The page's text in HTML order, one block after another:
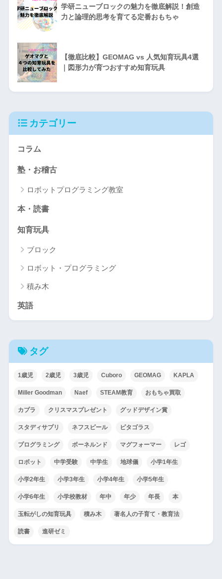
学研ニューブロックの魅力を徹底解説！創造
力と論理的思考を育てる定番おもちゃ
【徹底比較】GEOMAG vs 人気知育玩具4選
｜図形力が育つおすすめ知育玩具
カテゴリー
コラム
塾・お稽古
ロボットプログラミング教室
本・読書
知育玩具
ブロック
ロボット・プログラミング
積み木
英語
タグ
1歳児 2歳児 3歳児 Cuboro GEOMAG KAPLA
Miller Goodman Naef STEAM教育 おもちゃ買取
カプラ クリスマスプレゼント グッドデザイン賞
スタディサプリ ネフスピール ピタゴラス
プログラミング ボーネルンド マグフォーマー レゴ
ロボット 中学受験 中学生 地球儀 小学1年生
小学2年生 小学3年生 小学4年生 小学5年生
小学6年生 小学校教材 年中 年少 年長 本
玉転がしの知育玩具 積み木 著名人の子育て・教育法
読書 進研ゼミ